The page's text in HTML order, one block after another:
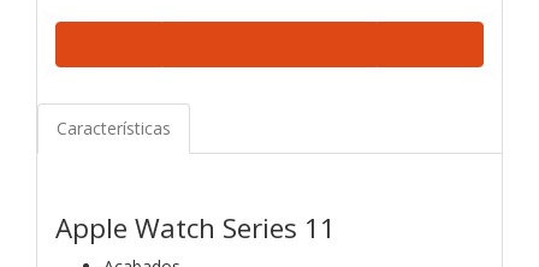
Características
Apple Watch Series 11